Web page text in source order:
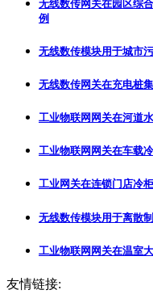
无线数传网关在园区综
例
无线数传模块用于城市
无线数传网关在充电桩
工业物联网网关在河道
工业物联网网关在车载
工业网关在连锁门店冷
无线数传模块用于离散
工业物联网网关在温室
友情链接: